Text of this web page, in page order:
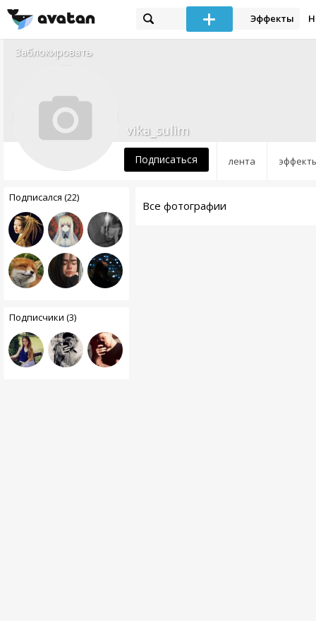
Эффекты
Заблокировать
лента
vika_sulim
Подписаться
Подписался (22)
Подписчики (3)
Все фотографии